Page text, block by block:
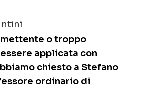
o troppo
applicata con
chiesto a Stefano
ordinario di